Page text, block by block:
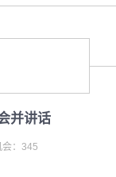
并讲话
：345